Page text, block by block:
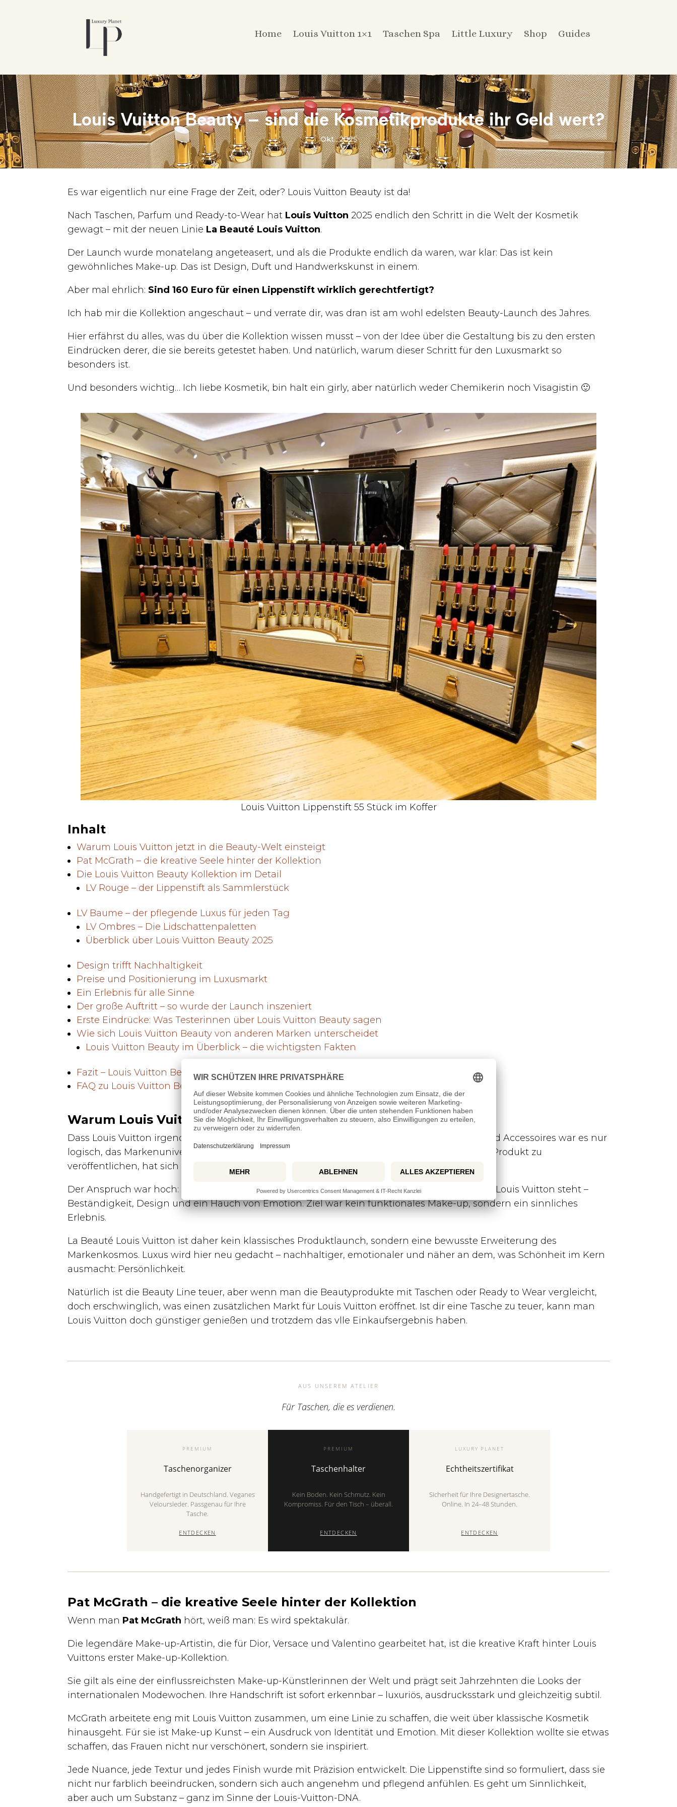
Home Louis Vuitton 1×1 Taschen Spa Little Luxury Shop Guides
Louis Vuitton Beauty – sind die Kosmetikprodukte ihr Geld wert?
Okt., 2025
Es war eigentlich nur eine Frage der Zeit, oder? Louis Vuitton Beauty ist da!
Nach Taschen, Parfum und Ready-to-Wear hat Louis Vuitton 2025 endlich den Schritt in die Welt der Kosmetik
gewagt – mit der neuen Linie La Beauté Louis Vuitton.
Der Launch wurde monatelang angeteasert, und als die Produkte endlich da waren, war klar: Das ist kein
gewöhnliches Make-up. Das ist Design, Duft und Handwerkskunst in einem.
Aber mal ehrlich: Sind 160 Euro für einen Lippenstift wirklich gerechtfertigt?
Ich hab mir die Kollektion angeschaut – und verrate dir, was dran ist am wohl edelsten Beauty-Launch des Jahres.
Hier erfährst du alles, was du über die Kollektion wissen musst – von der Idee über die Gestaltung bis zu den ersten
Eindrücken derer, die sie bereits getestet haben. Und natürlich, warum dieser Schritt für den Luxusmarkt so
besonders ist.
Und besonders wichtig… Ich liebe Kosmetik, bin halt ein girly, aber natürlich weder Chemikerin noch Visagistin 🙂
Louis Vuitton Lippenstift 55 Stück im Koffer
Inhalt
Warum Louis Vuitton jetzt in die Beauty-Welt einsteigt
Pat McGrath – die kreative Seele hinter der Kollektion
Die Louis Vuitton Beauty Kollektion im Detail
LV Rouge – der Lippenstift als Sammlerstück
LV Baume – der pflegende Luxus für jeden Tag
LV Ombres – Die Lidschattenpaletten
Überblick über Louis Vuitton Beauty 2025
Design trifft Nachhaltigkeit
Preise und Positionierung im Luxusmarkt
Ein Erlebnis für alle Sinne
Der große Auftritt – so wurde der Launch inszeniert
Erste Eindrücke: Was Testerinnen über Louis Vuitton Beauty sagen
Wie sich Louis Vuitton Beauty von anderen Marken unterscheidet
Louis Vuitton Beauty im Überblick – die wichtigsten Fakten
Fazit – Louis Vuitton Beauty Launch 2025
FAQ zu Louis Vuitton Beauty
Warum Louis Vuitton jetzt in die Beauty-Welt einsteigt
Dass Louis Vuitton irgendwann Kosmetik lancieren würde, war abzusehen. Nach Parfums und Accessoires war es nur
logisch, das Markenuniversum um Make-up zu erweitern. Doch anstatt einfach ein weiteres Produkt zu
veröffentlichen, hat sich das Haus Zeit genommen – und zwar mehrere Jahre.
Der Anspruch war hoch: Jede Textur, jede Farbe und jedes Detail sollte das verkörpern, wofür Louis Vuitton steht –
Beständigkeit, Design und ein Hauch von Emotion. Ziel war kein funktionales Make-up, sondern ein sinnliches
Erlebnis.
La Beauté Louis Vuitton ist daher kein klassisches Produktlaunch, sondern eine bewusste Erweiterung des
Markenkosmos. Luxus wird hier neu gedacht – nachhaltiger, emotionaler und näher an dem, was Schönheit im Kern
ausmacht: Persönlichkeit.
Natürlich ist die Beauty Line teuer, aber wenn man die Beautyprodukte mit Taschen oder Ready to Wear vergleicht,
doch erschwinglich, was einen zusätzlichen Markt für Louis Vuitton eröffnet. Ist dir eine Tasche zu teuer, kann man
Louis Vuitton doch günstiger genießen und trotzdem das vlle Einkaufsergebnis haben.
AUS UNSEREM ATELIER
Für Taschen, die es verdienen.
PREMIUM
Taschenorganizer
Handgefertigt in Deutschland. Veganes
Veloursleder. Passgenau für Ihre
Tasche.
ENTDECKEN
PREMIUM
Taschenhalter
Kein Boden. Kein Schmutz. Kein
Kompromiss. Für den Tisch – überall.
ENTDECKEN
LUXURY PLANET
Echtheitszertifikat
Sicherheit für Ihre Designertasche.
Online. In 24–48 Stunden.
ENTDECKEN
Pat McGrath – die kreative Seele hinter der Kollektion
Wenn man Pat McGrath hört, weiß man: Es wird spektakulär.
Die legendäre Make-up-Artistin, die für Dior, Versace und Valentino gearbeitet hat, ist die kreative Kraft hinter Louis
Vuittons erster Make-up-Kollektion.
Sie gilt als eine der einflussreichsten Make-up-Künstlerinnen der Welt und prägt seit Jahrzehnten die Looks der
internationalen Modewochen. Ihre Handschrift ist sofort erkennbar – luxuriös, ausdrucksstark und gleichzeitig subtil.
McGrath arbeitete eng mit Louis Vuitton zusammen, um eine Linie zu schaffen, die weit über klassische Kosmetik
hinausgeht. Für sie ist Make-up Kunst – ein Ausdruck von Identität und Emotion. Mit dieser Kollektion wollte sie etwas
schaffen, das Frauen nicht nur verschönert, sondern sie inspiriert.
Jede Nuance, jede Textur und jedes Finish wurde mit Präzision entwickelt. Die Lippenstifte sind so formuliert, dass sie
nicht nur farblich beeindrucken, sondern sich auch angenehm und pflegend anfühlen. Es geht um Sinnlichkeit,
aber auch um Substanz – ganz im Sinne der Louis-Vuitton-DNA.